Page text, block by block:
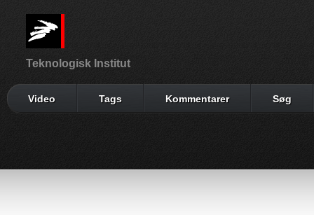
Teknologisk Institut
Video Tags Kommentarer Søg